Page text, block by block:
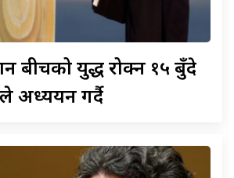
बीचको युद्ध रोक्न १५ बुँदे
अध्ययन गर्दै